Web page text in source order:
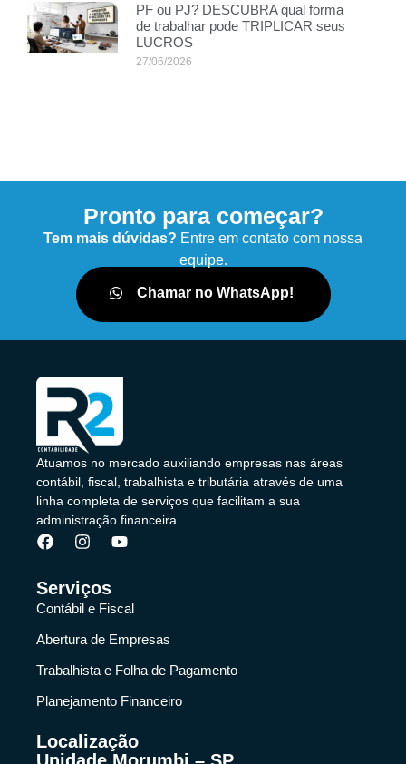
PF ou PJ? DESCUBRA qual forma
de trabalhar pode TRIPLICAR seus
LUCROS
27/06/2026
Pronto para começar?
Tem mais dúvidas? Entre em contato com nossa
equipe.
Chamar no WhatsApp!
Atuamos no mercado auxiliando empresas nas áreas
contábil, fiscal, trabalhista e tributária através de uma
linha completa de serviços que facilitam a sua
administração financeira.
Serviços
Contábil e Fiscal
Abertura de Empresas
Trabalhista e Folha de Pagamento
Planejamento Financeiro
Localização
Unidade Morumbi – SP